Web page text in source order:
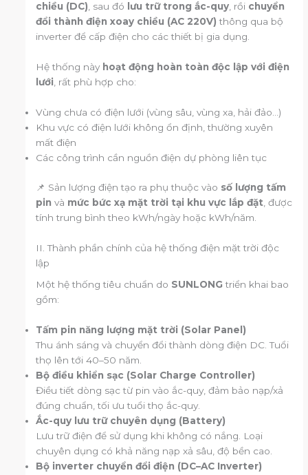
chiều (DC), sau đó lưu trữ trong ắc-quy, rồi chuyển
đổi thành điện xoay chiều (AC 220V) thông qua bộ
inverter để cấp điện cho các thiết bị gia dụng.
Hệ thống này hoạt động hoàn toàn độc lập với điện
lưới, rất phù hợp cho:
Vùng chưa có điện lưới (vùng sâu, vùng xa, hải đảo…)
Khu vực có điện lưới không ổn định, thường xuyên
mất điện
Các công trình cần nguồn điện dự phòng liên tục
📌 Sản lượng điện tạo ra phụ thuộc vào số lượng tấm
pin và mức bức xạ mặt trời tại khu vực lắp đặt , được
tính trung bình theo kWh/ngày hoặc kWh/năm.
II. Thành phần chính của hệ thống điện mặt trời độc
lập
Một hệ thống tiêu chuẩn do SUNLONG triển khai bao
gồm:
Tấm pin năng lượng mặt trời (Solar Panel)
Thu ánh sáng và chuyển đổi thành dòng điện DC. Tuổi
thọ lên tới 40–50 năm.
Bộ điều khiển sạc (Solar Charge Controller)
Điều tiết dòng sạc từ pin vào ắc-quy, đảm bảo nạp/xả
đúng chuẩn, tối ưu tuổi thọ ắc-quy.
Ắc-quy lưu trữ chuyên dụng (Battery)
Lưu trữ điện để sử dụng khi không có nắng. Loại
chuyên dụng có khả năng nạp xả sâu, độ bền cao.
Bộ inverter chuyển đổi điện (DC–AC Inverter)